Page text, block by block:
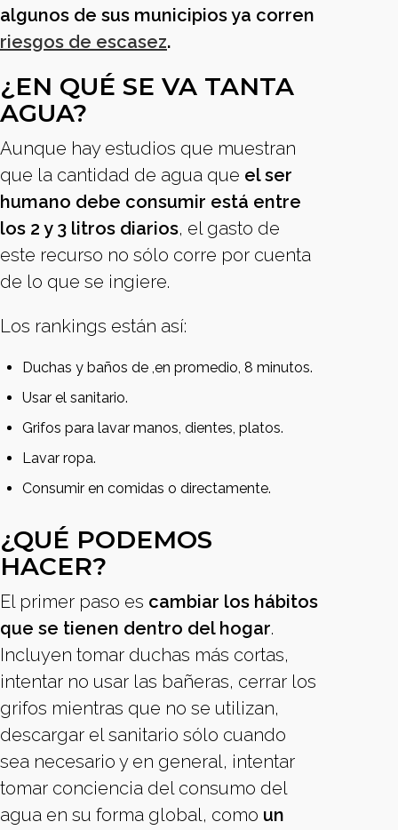
algunos de sus municipios ya corren
riesgos de escasez.
¿EN QUÉ SE VA TANTA
AGUA?
Aunque hay estudios que muestran
que la cantidad de agua que el ser
humano debe consumir está entre
los 2 y 3 litros diarios, el gasto de
este recurso no sólo corre por cuenta
de lo que se ingiere.
Los rankings están así:
Duchas y baños de ,en promedio, 8 minutos.
Usar el sanitario.
Grifos para lavar manos, dientes, platos.
Lavar ropa.
Consumir en comidas o directamente.
¿QUÉ PODEMOS
HACER?
El primer paso es cambiar los hábitos
que se tienen dentro del hogar.
Incluyen tomar duchas más cortas,
intentar no usar las bañeras, cerrar los
grifos mientras que no se utilizan,
descargar el sanitario sólo cuando
sea necesario y en general, intentar
tomar conciencia del consumo del
agua en su forma global, como un